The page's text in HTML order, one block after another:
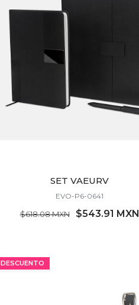
SET VAEURV
EVO-P6-0641
$618.08 MXN $543.91 MXN
DESCUENTO